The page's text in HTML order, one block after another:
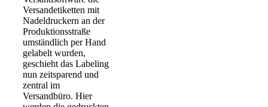
Versandetiketten mit
Nadeldruckern an der
Produktionsstraße
umständlich per Hand
gelabelt wurden,
geschieht das Labeling
nun zeitsparend und
zentral im
Versandbüro. Hier